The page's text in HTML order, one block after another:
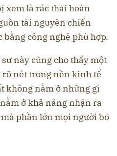
xem là rác thải hoàn
tài nguyên chiến
công nghệ phù hợp.
này cũng cho thấy một
rõ nét trong nền kinh tế
không nằm ở những gì
ở khả năng nhận ra
phần lớn mọi người bỏ